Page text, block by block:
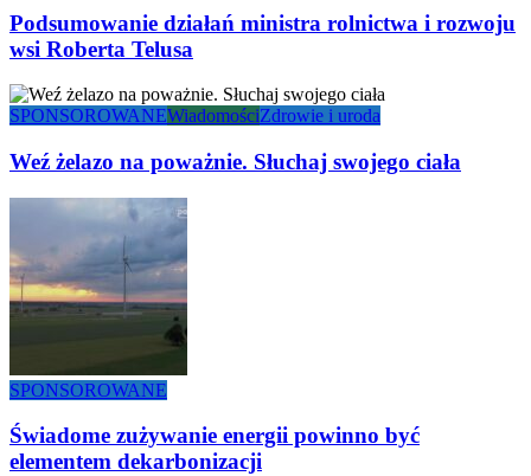
Podsumowanie działań ministra rolnictwa i rozwoju
wsi Roberta Telusa
SPONSOROWANEWiadomościZdrowie i uroda
Weź żelazo na poważnie. Słuchaj swojego ciała
SPONSOROWANE
Świadome zużywanie energii powinno być
elementem dekarbonizacji